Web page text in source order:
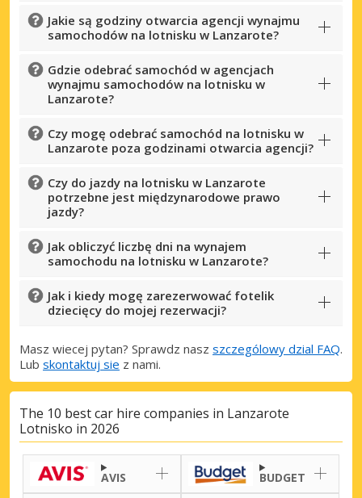
Najlepsze oszczędności
Uzyskaj dostęp do ekskluzywnych ofert
partnerów
Jakie są godziny otwarcia agencji wynajmu
samochodów na lotnisku w Lanzarote?
Gdzie odebrać samochód w agencjach
wynajmu samochodów na lotnisku w
Lanzarote?
Czy mogę odebrać samochód na lotnisku w
Lanzarote poza godzinami otwarcia agencji?
Czy do jazdy na lotnisku w Lanzarote
potrzebne jest międzynarodowe prawo
jazdy?
Jak obliczyć liczbę dni na wynajem
samochodu na lotnisku w Lanzarote?
Jak i kiedy mogę zarezerwować fotelik
dziecięcy do mojej rezerwacji?
Masz wiecej pytan? Sprawdz nasz szczególowy dzial FAQ.
Lub skontaktuj sie z nami.
The 10 best car hire companies in Lanzarote
Lotnisko in 2026
AVIS BUDGET